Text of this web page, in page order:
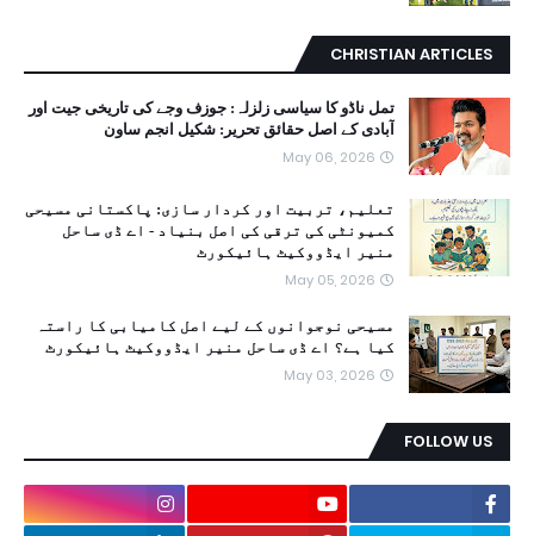
CHRISTIAN ARTICLES
تمل ناڈو کا سیاسی زلزلہ: جوزف وجے کی تاریخی جیت اور
آبادی کے اصل حقائق تحریر: شکیل انجم ساون
May 06, 2026
تعلیم، تربیت اور کردار سازی: پاکستانی مسیحی
کمیونٹی کی ترقی کی اصل بنیاد - اے ڈی ساحل
منیر ایڈووکیٹ ہائیکورٹ
May 05, 2026
مسیحی نوجوانوں کے لیے اصل کامیابی کا راستہ
کیا ہے؟ اے ڈی ساحل منیر ایڈووکیٹ ہائیکورٹ
May 03, 2026
FOLLOW US